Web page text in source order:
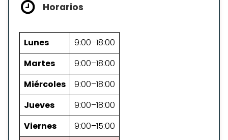
Horarios
Lunes
9:00–18:00
Martes
9:00–18:00
Miércoles
9:00–18:00
Jueves
9:00–18:00
Viernes
9:00–15:00